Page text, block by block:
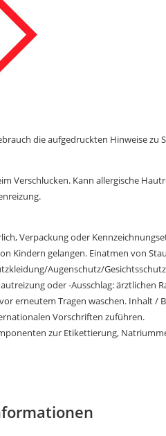
die aufgedruckten Hinweise zu
Verschlucken. Kann allergische
Verpackung oder
Kindern gelangen. Einatmen von
Augenschutz/Gesichtsschutz
oder -Ausschlag:
erneutem Tragen waschen. Inhalt /
Vorschriften zuführen.
zur Etikettierung,